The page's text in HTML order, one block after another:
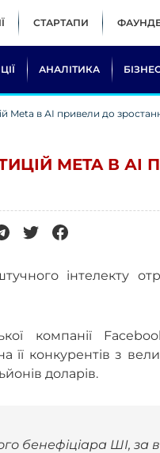
СТАРТАПИ
АНАЛІТИКА
Meta в АІ привели до
META В
інтелекту
компанії
її конкурентівз
доларів.
бенефіціара ШІ, за